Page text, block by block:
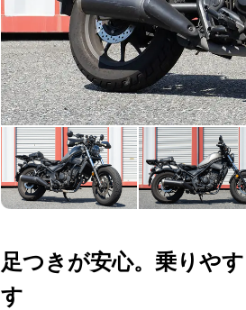
足つきが安心。乗りや
す